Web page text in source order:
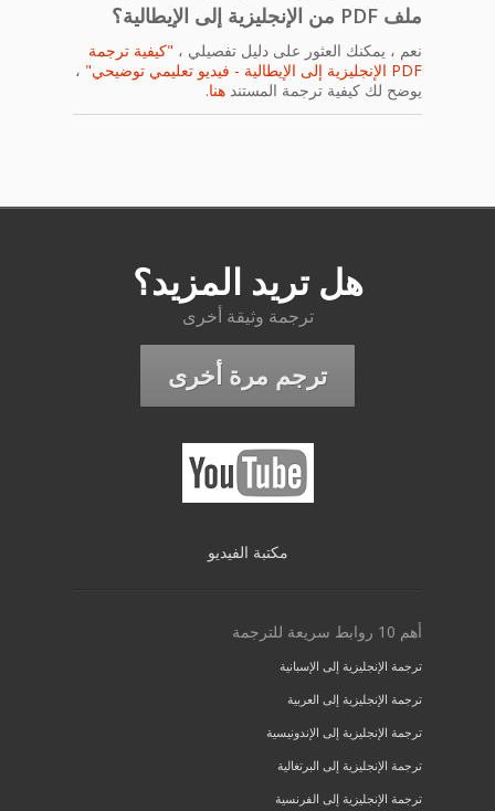
ملف PDF من الإنجليزية إلى الإيطالية؟
نعم ، يمكنك العثور على دليل تفصيلي ، "كيفية ترجمة
PDF الإنجليزية إلى الإيطالية - فيديو تعليمي توضيحي"
،
يوضح لك كيفية ترجمة المستند هنا.
هل تريد المزيد؟
ترجمة وثيقة أخرى
ترجم مرة أخرى
مكتبة الفيديو
أهم 10 روابط سريعة للترجمة
ترجمة الإنجليزية إلى الإسبانية
ترجمة الإنجليزية إلى العربية
ترجمة الإنجليزية إلى الإندونيسية
ترجمة الإنجليزية إلى البرتغالية
ترجمة الإنجليزية إلى الفرنسية